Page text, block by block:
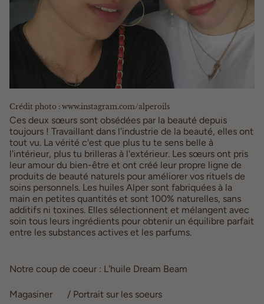
Crédit photo : www.instagram.com/alperoils
Ces deux sœurs sont obsédées par la beauté depuis
toujours ! Travaillant dans l'industrie de la beauté, elles ont
tout vu. La vérité c'est que plus tu te sens belle à
l'intérieur, plus tu brilleras à l'extérieur. Les sœurs ont pris
leur amour du bien-être et ont créé leur propre ligne de
produits de beauté naturels pour améliorer vos rituels de
soins personnels. Les huiles Alper sont fabriquées à la
main en petites quantités et sont 100% naturelles, sans
additifs ni toxines. Elles sélectionnent et mélangent avec
soin tous leurs ingrédients pour obtenir un équilibre parfait
entre les substances actives et les parfums.
Notre coup de coeur : L'huile Dream Beam
Magasiner / Portrait sur les soeurs